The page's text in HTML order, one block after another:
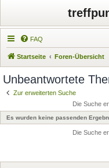
FAQ
Startseite Foren-Übersicht
Unbeantwortete
Zur erweiterten Suche
Die Suche
Es wurden keine passenden
Die Suche